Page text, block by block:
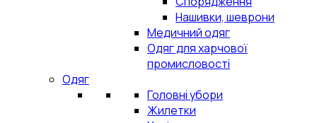
Нашивки, шеврони
Медичний одяг
Одяг для харчової
промисловості
Одяг
Головні убори
Жилетки